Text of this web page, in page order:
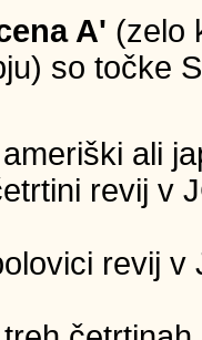
A' (zelo
so točke
ali
revij v
revij